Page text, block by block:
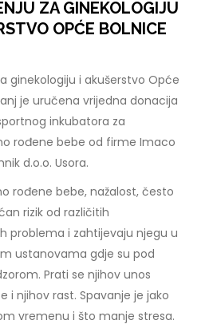
ZA GINEKOLOGIJU
OPĆE BOLNICE
ginekologiju i akušerstvo Opće
je uručena vrijedna donacija
inkubatora za
rođene bebe od firme Imaco
d.o.o. Usora.
rođene bebe, nažalost, često
rizik od različitih
problema i zahtijevaju njegu u
ustanovama gdje su pod
Prati se njihov unos
i njihov rast. Spavanje je jako
vremenu i što manje stresa.